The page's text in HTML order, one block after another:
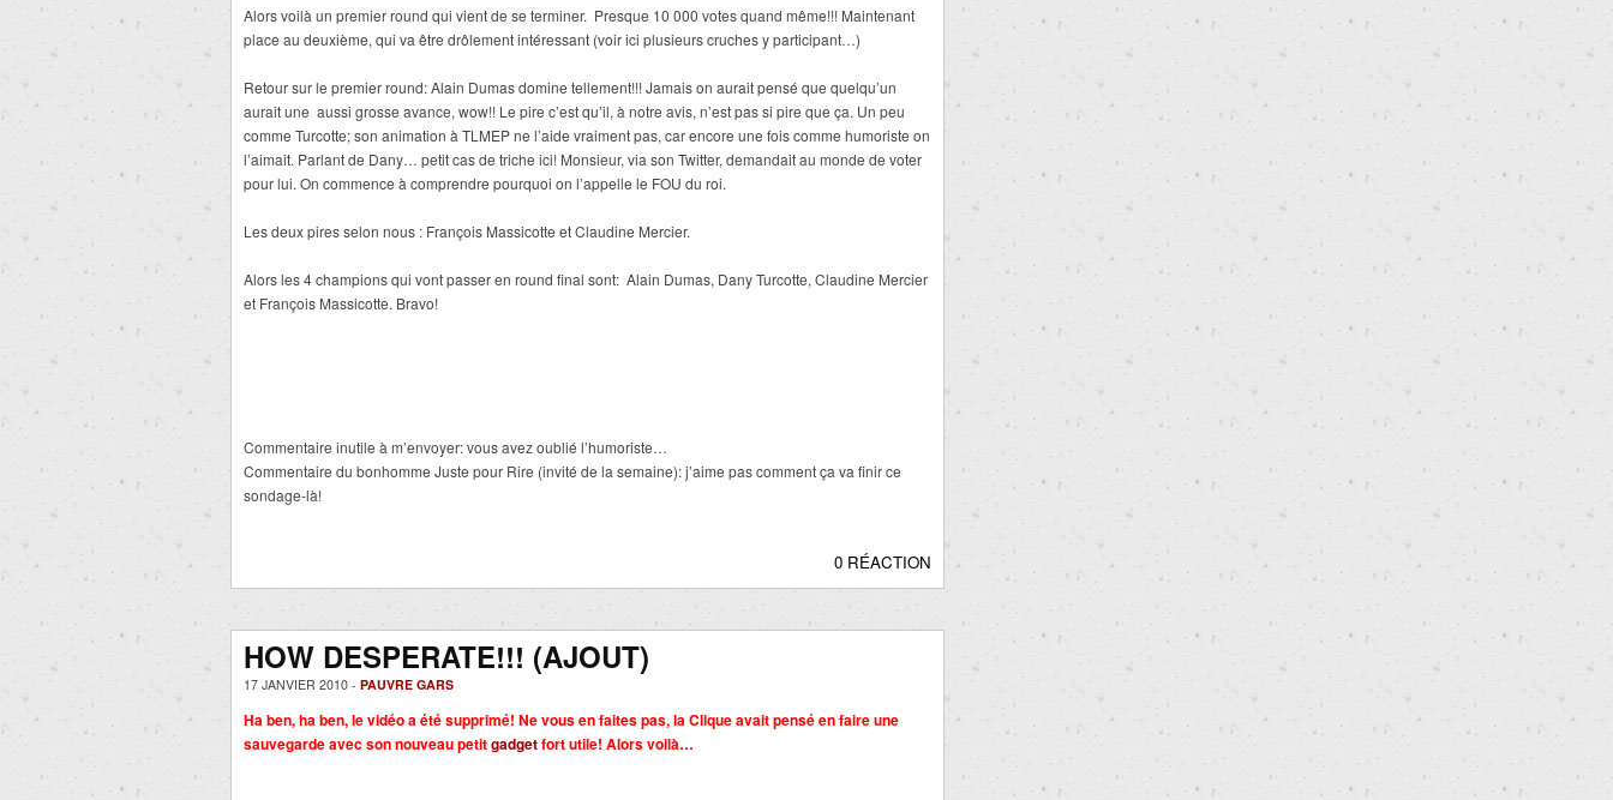
Alors voilà un premier round qui vient de se terminer. Presque 10 000 votes quand même!!! Maintenant
place au deuxième, qui va être drôlement intéressant (voir ici plusieurs cruches y participant…)
Retour sur le premier round: Alain Dumas domine tellement!!! Jamais on aurait pensé que quelqu’un
aurait une aussi grosse avance, wow!! Le pire c’est qu’il, à notre avis, n’est pas si pire que ça. Un peu
comme Turcotte; son animation à TLMEP ne l’aide vraiment pas, car encore une fois comme humoriste on
l’aimait. Parlant de Dany… petit cas de triche ici! Monsieur, via son Twitter, demandait au monde de voter
pour lui. On commence à comprendre pourquoi on l’appelle le FOU du roi.
Les deux pires selon nous : François Massicotte et Claudine Mercier.
Alors les 4 champions qui vont passer en round final sont: Alain Dumas, Dany Turcotte, Claudine Mercier
et François Massicotte. Bravo!
Commentaire inutile à m’envoyer: vous avez oublié l’humoriste…
Commentaire du bonhomme Juste pour Rire (invité de la semaine): j’aime pas comment ça va finir ce
sondage-là!
0 RÉACTION
HOW DESPERATE!!! (AJOUT)
17 JANVIER 2010 - PAUVRE GARS
Ha ben, ha ben, le vidéo a été supprimé! Ne vous en faites pas, la Clique avait pensé en faire une
sauvegarde avec son nouveau petitgadgetfort utile! Alors voilà…